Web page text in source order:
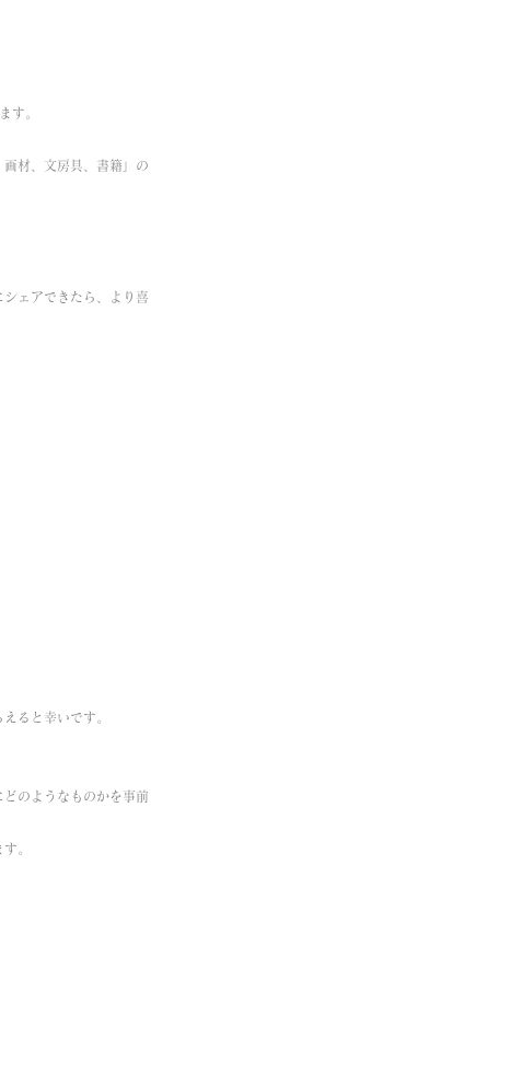
す。
材、文房具、書籍」の
ェアできたら、より喜
ると幸いです。
のようなものかを事前
。